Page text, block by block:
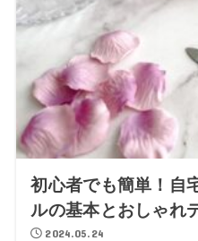
初心者でも簡単！自
ルの基本とおしゃれ
2024.05.24